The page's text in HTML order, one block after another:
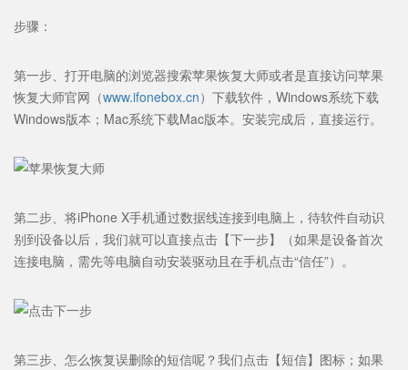
步骤：
第一步、打开电脑的浏览器搜索苹果恢复大师或者是直接访问苹果
恢复大师官网（www.ifonebox.cn）下载软件，Windows系统下载
Windows版本；Mac系统下载Mac版本。安装完成后，直接运行。
第二步、将iPhone X手机通过数据线连接到电脑上，待软件自动识
别到设备以后，我们就可以直接点击【下一步】（如果是设备首次
连接电脑，需先等电脑自动安装驱动且在手机点击“信任”）。
第三步、怎么恢复误删除的短信呢？我们点击【短信】图标；如果